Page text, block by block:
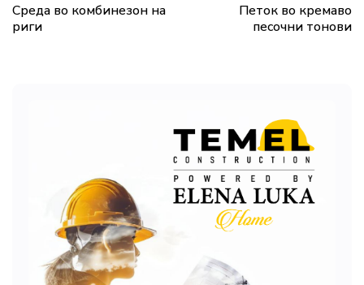
Среда во комбинезон на
риги
Петок во кремаво
песочни тонови